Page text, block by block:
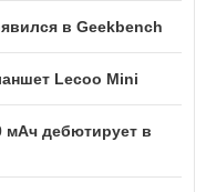
в Geekbench
Lecoo Mini
мАч дебютирует в